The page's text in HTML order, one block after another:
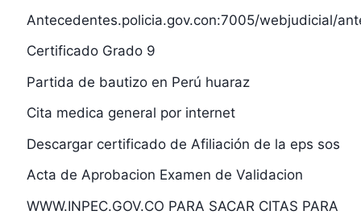
Antecedentes.policia.gov.con:7005/webjudicial/
Certificado Grado 9
Partida de bautizo en Perú huaraz
Cita medica general por internet
Descargar certificado de Afiliación de la eps sos
Acta de Aprobacion Examen de Validacion
WWW.INPEC.GOV.CO PARA SACAR CITAS PARA